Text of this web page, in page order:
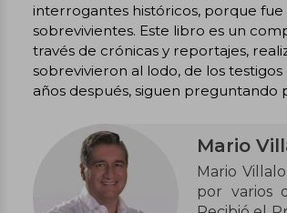
interrogantes históricos, porque fue
sobrevivientes. Este libro es un
través de crónicas y reportajes,
sobrevivieron al lodo, de los
años después, siguen preguntando
Mario
Mario
por varios